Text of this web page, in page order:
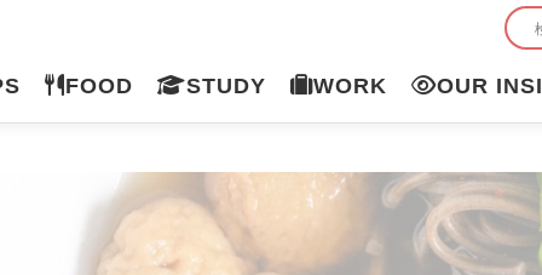
FOOD STUDY WORK OUR